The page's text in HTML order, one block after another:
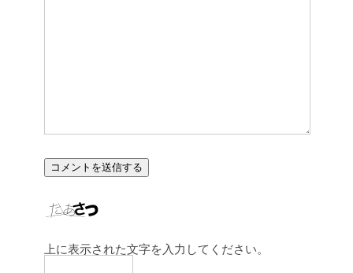
上に表示された文字を入力してください。